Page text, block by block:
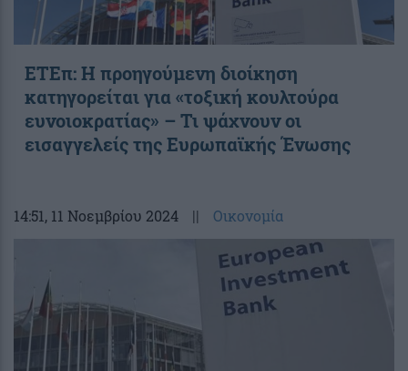
ΕΤΕπ: Η προηγούμενη διοίκηση
κατηγορείται για «τοξική κουλτούρα
ευνοιοκρατίας» – Τι ψάχνουν οι
εισαγγελείς της Ευρωπαϊκής Ένωσης
14:51, 11 Νοεμβρίου 2024 || Οικονομία